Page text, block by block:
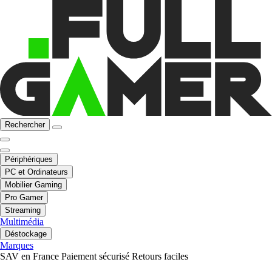
Rechercher
Périphériques
PC et Ordinateurs
Mobilier Gaming
Pro Gamer
Streaming
Multimédia
Déstockage
Marques
SAV en France Paiement sécurisé Retours faciles